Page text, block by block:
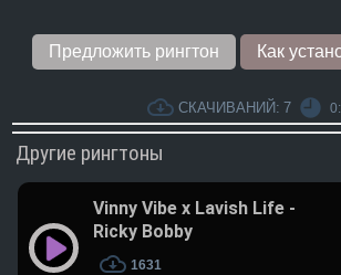
Предложить рингтон Как
СКАЧИВАНИЙ: 7
Другие рингтоны
Vinny Vibe x Lavish Life -
Ricky Bobby
1631